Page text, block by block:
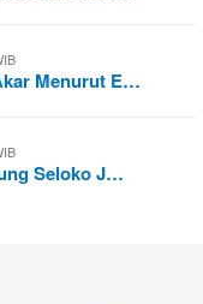
Menurut E…
Seloko J…